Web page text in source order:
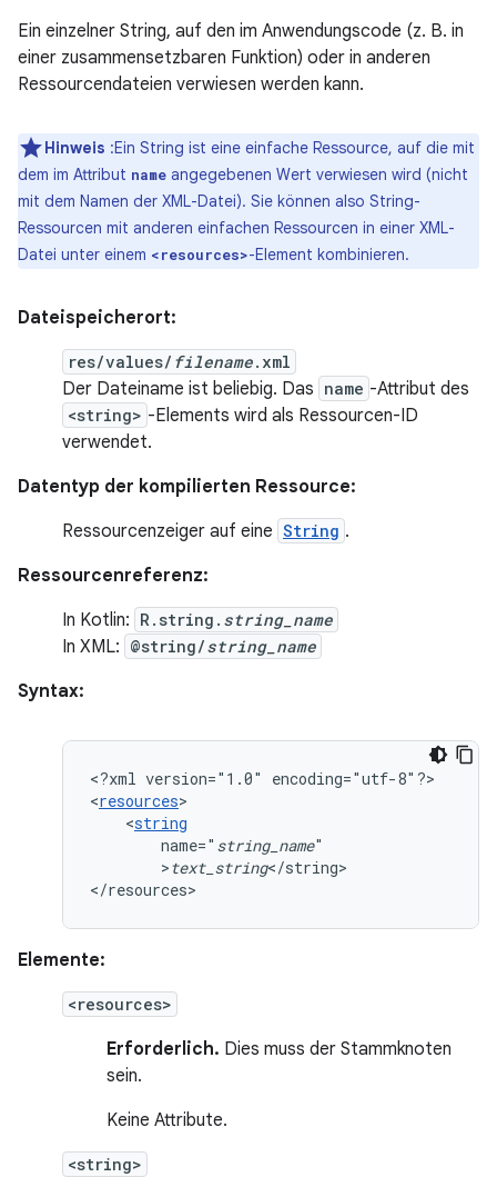
Ein einzelner String, auf den im Anwendungscode (z. B. in
einer zusammensetzbaren Funktion) oder in anderen
Ressourcendateien verwiesen werden kann.
Hinweis :Ein String ist eine einfache Ressource, auf die mit
dem im Attribut name angegebenen Wert verwiesen wird (nicht
mit dem Namen der XML-Datei). Sie können also String-
Ressourcen mit anderen einfachen Ressourcen in einer XML-
Datei unter einem <resources>-Element kombinieren.
Dateispeicherort:
res/values/ filename.xml
Der Dateiname ist beliebig. Das name -Attribut des
<string> -Elements wird als Ressourcen-ID
verwendet.
Datentyp der kompilierten Ressource:
Ressourcenzeiger auf eine String .
Ressourcenreferenz:
In Kotlin: R.string. string_name
In XML: @string/string_name
Syntax:
<?xml version="1.0"
encoding="utf-8"?>
<resources
<string
name=" string_name
>text_string</string>
</resources>
Elemente:
<resources>
Erforderlich. Dies muss der Stammknoten
sein.
Keine Attribute.
<string>